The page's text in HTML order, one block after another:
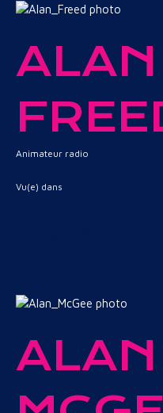
ALAN
Animateur radio
Vu(e) dans
ALAN